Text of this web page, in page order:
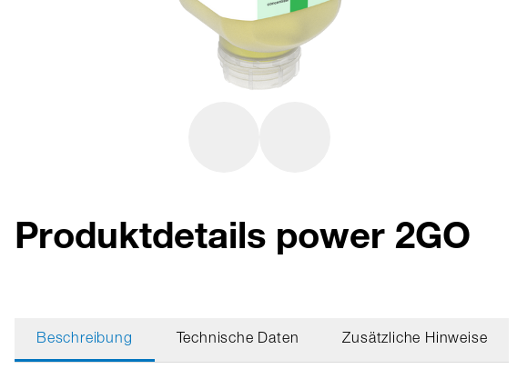
Produktdetails power 2GO
Beschreibung Technische Daten Zusätzliche Hinweise